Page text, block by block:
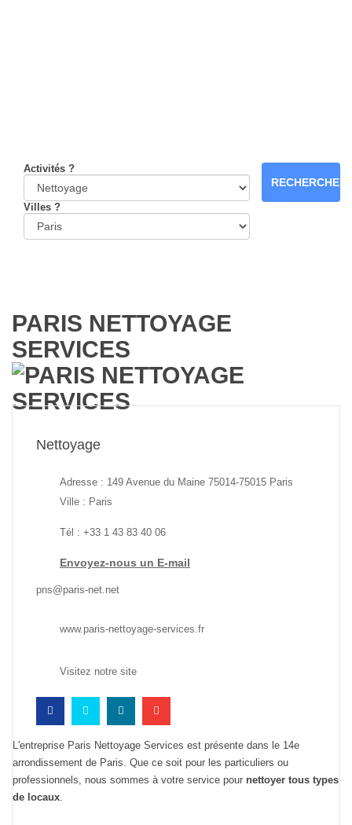
Activités ?
Villes ?
PARIS NETTOYAGE
SERVICES
Nettoyage
Adresse : 149 Avenue du Maine 75014-75015 Paris
Ville : Paris
Tél : +33 1 43 83 40 06
Envoyez-nous un E-mail
pns@paris-net.net
www.paris-nettoyage-services.fr
Visitez notre site
L'entreprise Paris Nettoyage Services est présente dans le 14e
arrondissement de Paris. Que ce soit pour les particuliers ou
professionnels, nous sommes à votre service pour nettoyer tous types
de locaux.